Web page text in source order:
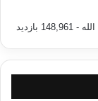
است، یعنی اگر مجرم
بیشتر و بزرگتر
زیرا کناه از شخص
تر است، و از
است، چه این که
- 148,961 بازدید